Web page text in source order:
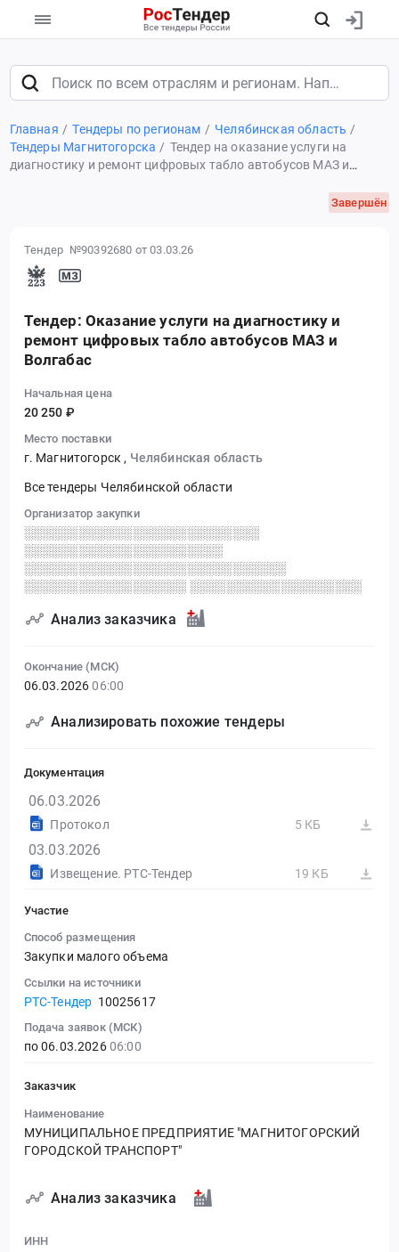
Главная Тендеры по регионам
Челябинская область
Тендеры Магнитогорска
Тендер на оказание услуги на
диагностику и ремонт цифровых табло автобусов МАЗ и
Завершён
Тендер №90392680 от 03.03.26
Тендер: Оказание услуги на диагностику и
ремонт цифровых табло автобусов МАЗ и
Волгабас
Начальная цена
20 250 ₽
Место поставки
г. Магнитогорск , Челябинская область
Все тендеры Челябинской области
Организатор закупки
░░░░░░░░░░░░░░░░░░░░░░░░░░
░░░░░░░░░░░░░░░░░░░░░░
░░░░░░░░░░░░░░░░░░░░░░░░░░░░░
░░░░░░░░░░░░░░░░░░ ░░░░░░░░░░░░░░░░░░░
Анализ заказчика
Окончание (МСК)
06.03.2026 06:00
Анализировать похожие тендеры
Документация
06.03.2026
Протокол 5 КБ
03.03.2026
Извещение. РТС-Тендер 19 КБ
Участие
Способ размещения
Закупки малого объема
Ссылки на источники
РТС-Тендер 10025617
Подача заявок (МСК)
по 06.03.202606:00
Заказчик
Наименование
МУНИЦИПАЛЬНОЕ ПРЕДПРИЯТИЕ "МАГНИТОГОРСКИЙ
ГОРОДСКОЙ ТРАНСПОРТ"
Анализ заказчика
ИНН